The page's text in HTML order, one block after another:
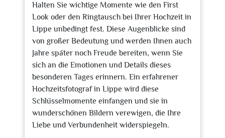
Halten Sie wichtige Momente wie den First
Look oder den Ringtausch bei Ihrer Hochzeit in
Lippe unbedingt fest. Diese Augenblicke sind
von großer Bedeutung und werden Ihnen auch
Jahre später noch Freude bereiten, wenn Sie
sich an die Emotionen und Details dieses
besonderen Tages erinnern. Ein erfahrener
Hochzeitsfotograf in Lippe wird diese
Schlüsselmomente einfangen und sie in
wunderschönen Bildern verewigen, die Ihre
Liebe und Verbundenheit widerspiegeln.